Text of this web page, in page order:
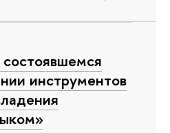
инструментов